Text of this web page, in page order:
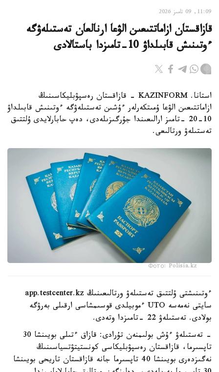
11:09, 09 تامىز 2026
قازاقستان ازاماتتىعىن الۋعا ارنالعان تەستىلەۋگە
ءوتىنىش قابىلداۋ 10-تامىزدا باستالادى
استانا. KAZINFORM - قازاقستان رەسپۋبليكاسىنىڭ
ازاماتتىعىن الۋعا ۇمىتكەرلەر ءۇشىن تەستىلەۋگە ءوتىنىش قابىلداۋ
10-20 -تامىز ارالىعىندا جۇرگىزىلەدى، دەپ حابارلايدى ۇلتتىق
تەستىلەۋ ورتالىعى.
Фото: Polisia.kz
ءوتىنىشتى ۇلتتىق تەستىلەۋ ورتالىعىنىڭ app.testcenter.kz
سايتى نەمەسە UTO ءموبيلدى قوسىمشاسى ارقىلى بەرۋگە
بولادى. تەستىلەۋ 22 -تامىزدا وتەدى.
- تەستىلەۋ ءۇش بولىمنەن تۇرادى: قازاق ءتىلى بويىنشا 30
تاپسىرما، قازاقستان رەسپۋبليكاسى كونستيتۋتسياسىنىڭ
نەگىزدەرى بويىنشا 40 تاپسىرما جانە قازاقستان تاريحى بويىنشا